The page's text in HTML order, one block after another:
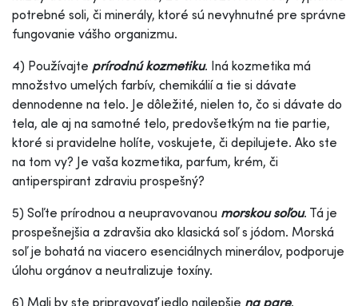
potrebné soli, či minerály, ktoré sú nevyhnutné pre správne
fungovanie vášho organizmu.
4) Používajte prírodnú kozmetiku. Iná kozmetika má
množstvo umelých farbív, chemikálií a tie si dávate
dennodenne na telo. Je dôležité, nielen to, čo si dávate do
tela, ale aj na samotné telo, predovšetkým na tie partie,
ktoré si pravidelne holíte, voskujete, či depilujete. Ako ste
na tom vy? Je vaša kozmetika, parfum, krém, či
antiperspirant zdraviu prospešný?
5) Soľte prírodnou a neupravovanou morskou soľou. Tá je
prospešnejšia a zdravšia ako klasická soľ s jódom. Morská
soľ je bohatá na viacero esenciálnych minerálov, podporuje
úlohu orgánov a neutralizuje toxíny.
6) Mali by ste pripravovať jedlo najlepšie na pare.